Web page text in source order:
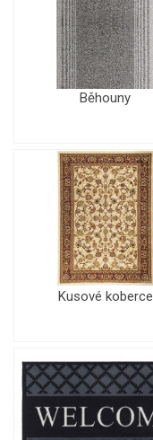
Běhouny
Kusové koberce